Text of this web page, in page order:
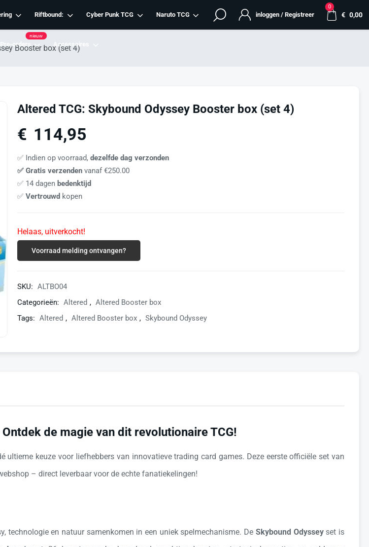
0
€ 0,00
inloggen / Registreer
Riftbound: Cyber Punk TCG Naruto TCG
Pre-orders
nieuw
Accessoires
Booster box (set 4)
Altered TCG: Skybound Odyssey Booster box (set 4)
€ 114,95
✅ Indien op voorraad, dezelfde dag verzonden
✅ Gratis verzenden vanaf €250.00
✅ 14 dagen bedenktijd
✅ Vertrouwd kopen
Helaas, uitverkocht!
Voorraad melding ontvangen?
SKU: ALTBO04
Categorieën: Altered , Altered Booster box
Tags: Altered , Altered Booster box , Skybound Odyssey
de magie van dit revolutionaire TCG!
ultieme keuze voor liefhebbers van innovatieve trading card games. Deze eerste officiële set van
– direct leverbaar voor de echte fanatiekelingen!
technologie en natuur samenkomen in een uniek spelmechanisme. De Skybound Odysseyset is